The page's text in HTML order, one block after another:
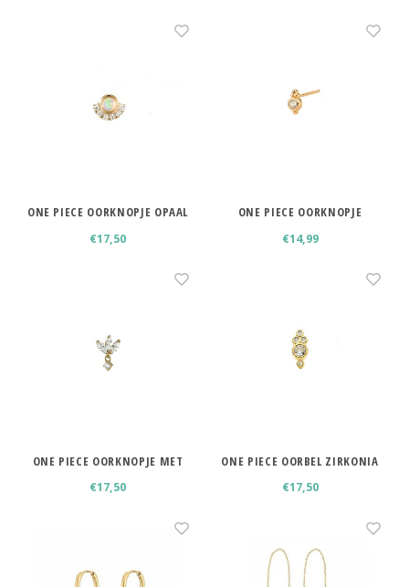
ONE PIECE OORKNOPJE OPAAL
€17,50
ONE PIECE OORKNOPJE
€14,99
ONE PIECE OORKNOPJE MET
€17,50
ONE PIECE OORBEL ZIRKONIA
€17,50